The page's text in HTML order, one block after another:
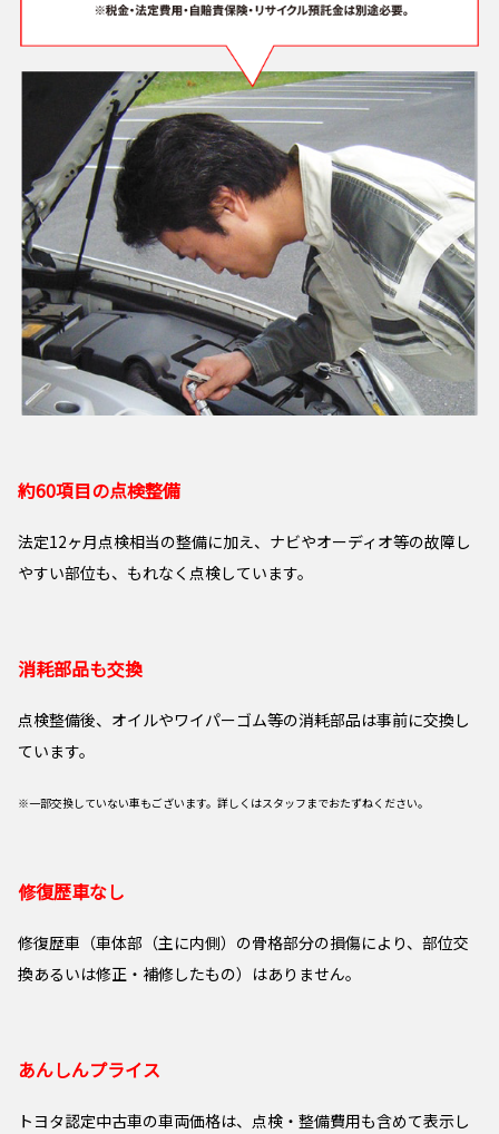
約60項目の点検整備
法定12ヶ月点検相当の整備に加え、ナビやオーディオ等の故障し
やすい部位も、もれなく点検しています。
消耗部品も交換
点検整備後、オイルやワイパーゴム等の消耗部品は事前に交換し
ています。
※一部交換していない車もございます。詳しくはスタッフまでおたずねください。
修復歴車なし
修復歴車（車体部（主に内側）の骨格部分の損傷により、部位交
換あるいは修正・補修したもの）はありません。
あんしんプライス
トヨタ認定中古車の車両価格は、点検・整備費用も含めて表示し